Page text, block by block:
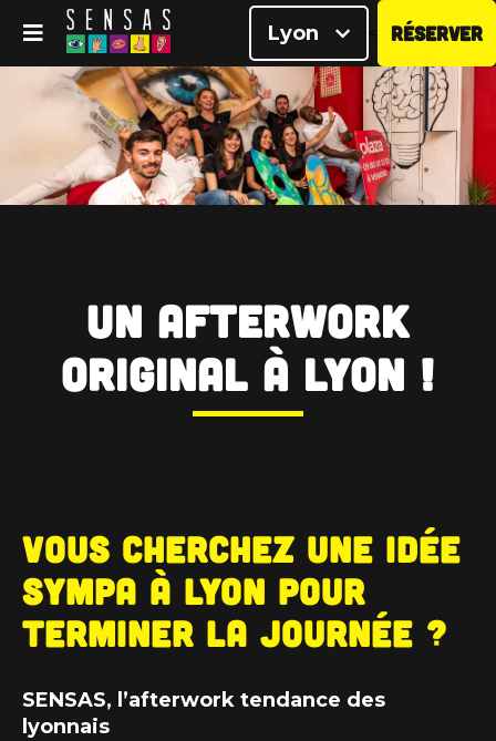
Lyon RÉSERVER
Un afterwork
original à Lyon !
Vous cherchez une idée
sympa à Lyon pour
terminer la journée ?
SENSAS, l’afterwork tendance des
lyonnais